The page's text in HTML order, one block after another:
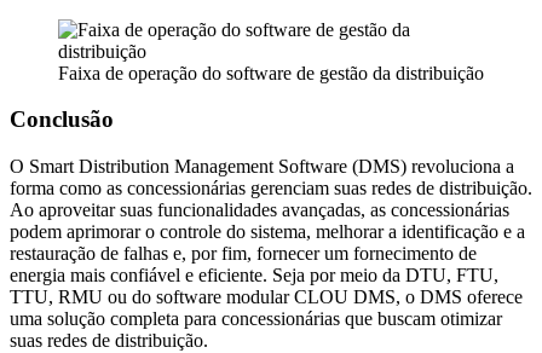
Faixa de operação do software de gestão da distribuição
Conclusão
O Smart Distribution Management Software (DMS) revoluciona a
forma como as concessionárias gerenciam suas redes de distribuição.
Ao aproveitar suas funcionalidades avançadas, as concessionárias
podem aprimorar o controle do sistema, melhorar a identificação e a
restauração de falhas e, por fim, fornecer um fornecimento de
energia mais confiável e eficiente. Seja por meio da DTU, FTU,
TTU, RMU ou do software modular CLOU DMS, o DMS oferece
uma solução completa para concessionárias que buscam otimizar
suas redes de distribuição.